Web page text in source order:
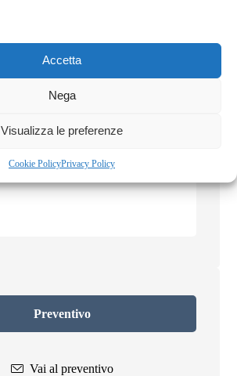
Accetta
Nega
Visualizza le preferenze
Cookie PolicyPrivacy Policy
Preventivo
Vai al preventivo